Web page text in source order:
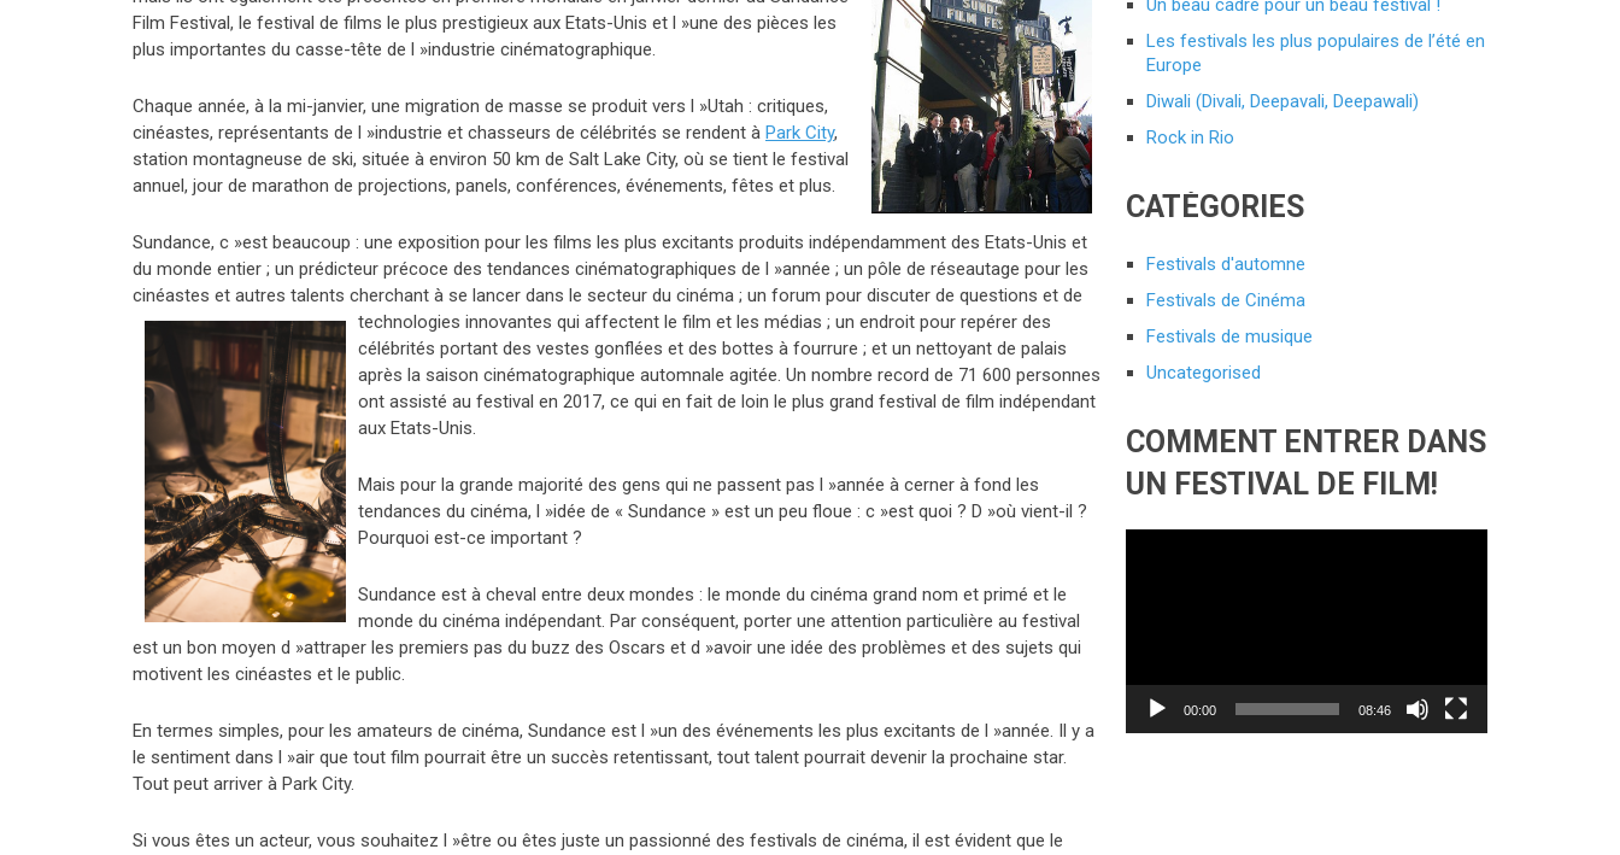
Film Festival, le festival de films le plus prestigieux aux Etats-Unis et l »une des pièces les
plus importantes du casse-tête de l »industrie cinématographique.
Chaque année, à la mi-janvier, une migration de masse se produit vers l »Utah : critiques,
cinéastes, représentants de l »industrie et chasseurs de célébrités se rendent à Park City,
station montagneuse de ski, située à environ 50 km de Salt Lake City, où se tient le festival
annuel, jour de marathon de projections, panels, conférences, événements, fêtes et plus.
Sundance, c »est beaucoup : une exposition pour les films les plus excitants produits indépendamment des Etats-Unis et
du monde entier ; un prédicteur précoce des tendances cinématographiques de l »année ; un pôle de réseautage pour les
cinéastes et autres talents cherchant à se lancer dans le secteur du cinéma ; un forum pour discuter de questions et de
technologies innovantes qui affectent le film et les médias ; un endroit pour repérer des
célébrités portant des vestes gonflées et des bottes à fourrure ; et un nettoyant de palais
après la saison cinématographique automnale agitée. Un nombre record de 71 600 personnes
ont assisté au festival en 2017, ce qui en fait de loin le plus grand festival de film indépendant
aux Etats-Unis.
Mais pour la grande majorité des gens qui ne passent pas l »année à cerner à fond les
tendances du cinéma, l »idée de « Sundance » est un peu floue : c »est quoi ? D »où vient-il ?
Pourquoi est-ce important ?
Sundance est à cheval entre deux mondes : le monde du cinéma grand nom et primé et le
monde du cinéma indépendant. Par conséquent, porter une attention particulière au festival
est un bon moyen d »attraper les premiers pas du buzz des Oscars et d »avoir une idée des problèmes et des sujets qui
motivent les cinéastes et le public.
En termes simples, pour les amateurs de cinéma, Sundance est l »un des événements les plus excitants de l »année. Il y a
le sentiment dans l »air que tout film pourrait être un succès retentissant, tout talent pourrait devenir la prochaine star.
Tout peut arriver à Park City.
Si vous êtes un acteur, vous souhaitez l »être ou êtes juste un passionné des festivals de cinéma, il est évident que le
Un beau cadre pour un beau festival !
Les festivals les plus populaires de l’été en
Europe
Diwali (Divali, Deepavali, Deepawali)
Rock in Rio
CATÉGORIES
Festivals d'automne
Festivals de Cinéma
Festivals de musique
Uncategorised
COMMENT ENTRER DANS
UN FESTIVAL DE FILM!
00:00 08:46